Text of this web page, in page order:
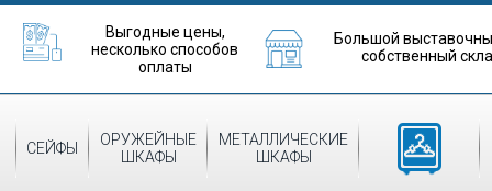
Выгодные цены,
несколько способов
оплаты
Большой
собственный
СЕЙФЫ
ОРУЖЕЙНЫЕ
ШКАФЫ
МЕТАЛЛИЧЕСКИЕ
ШКАФЫ
ШКАФЫ
ДЛЯ ОДЕЖДЫ